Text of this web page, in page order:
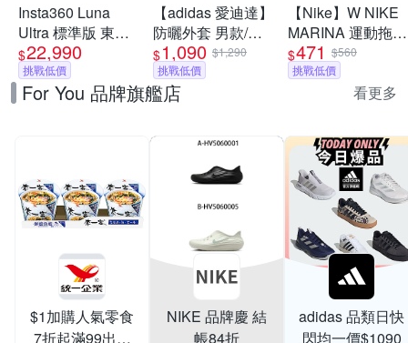
Insta360 Luna
Ultra 標準版 東城
代理商公司貨
$22,990
挑戰低價
【adidas 愛迪達】
防曬外套 男款/女
款 (多款任選)
$1,090 $1,290
挑戰低價
【Nike】W NIKE
MARINA 運動拖鞋
夾腳拖 男女 A-
IH2381100 B-
IH2380001
$471 $560
挑戰低價
For You 品牌旗艦店 看更多
$1加購人氣零食
7折起滿99出貨
NIKE 品牌慶 結
帳84折
adidas 品類日快
閃均一價$1090